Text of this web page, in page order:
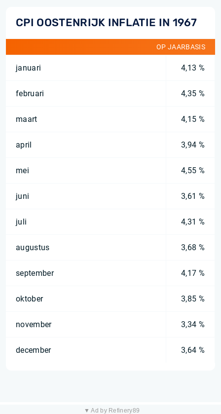
CPI OOSTENRIJK INFLATIE IN 1967
OP JAARBASIS
januari 4,13 %
februari 4,35 %
maart 4,15 %
april 3,94 %
mei 4,55 %
juni 3,61 %
juli 4,31 %
augustus 3,68 %
september 4,17 %
oktober 3,85 %
november 3,34 %
december 3,64 %
▼ Ad by Refinery89